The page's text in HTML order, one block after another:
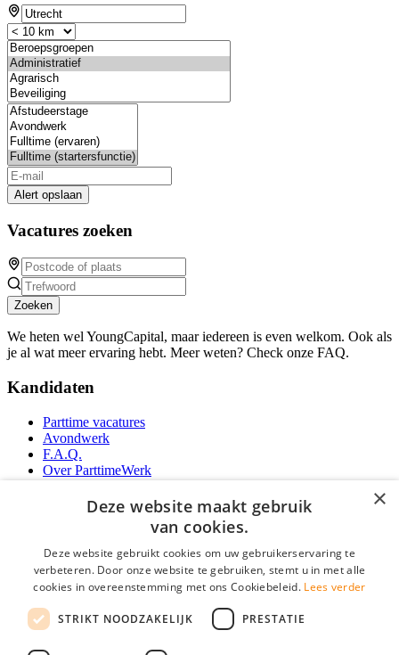
Alert opslaan
Vacatures zoeken
Zoeken
We heten wel YoungCapital, maar iedereen is even welkom. Ook als
je al wat meer ervaring hebt. Meer weten? Check onze FAQ.
Kandidaten
Parttime vacatures
Avondwerk
F.A.Q.
Over ParttimeWerk
YoungCapital Android App
Parttime personeel
Vacature aanmelden
Partners
Contact
×
Deze website maakt gebruik
van cookies.
Deze website gebruikt cookies om uw gebruikerservaring te
verbeteren. Door onze website te gebruiken, stemt u in met alle
cookies in overeenstemming met ons Cookiebeleid. Lees verder
STRIKT NOODZAKELIJK PRESTATIE